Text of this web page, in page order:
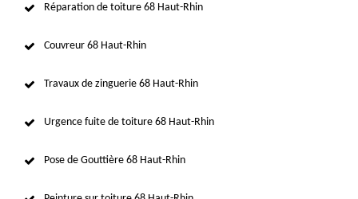
Réparation de toiture 68 Haut-Rhin
Couvreur 68 Haut-Rhin
Travaux de zinguerie 68 Haut-Rhin
Urgence fuite de toiture 68 Haut-Rhin
Pose de Gouttière 68 Haut-Rhin